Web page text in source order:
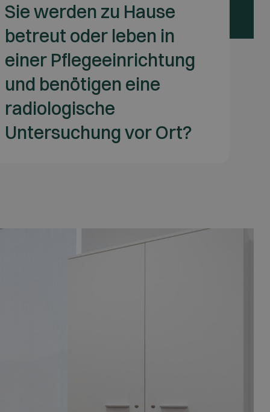
Sie werden zu Hause
betreut oder leben in
einer Pflegeeinrichtung
und benötigen eine
radiologische
Untersuchung vor Ort?